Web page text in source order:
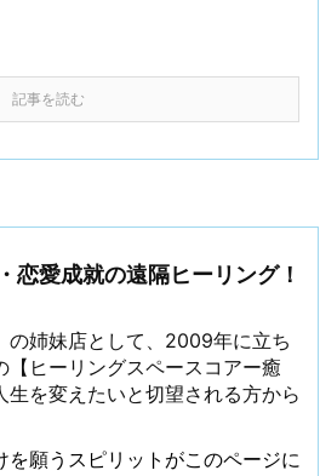
記事を読む
恋愛成就の遠隔ヒーリング！
の姉妹店として、2009年に立ち
【ヒーリングスペースコアー癒
を変えたいと切望される方から
を願うスピリットがこのページに